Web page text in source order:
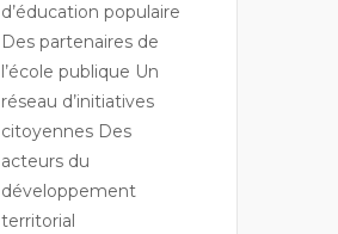
d’éducation populaire
Des partenaires de
l’école publique Un
réseau d’initiatives
citoyennes Des
acteurs du
développement
territorial